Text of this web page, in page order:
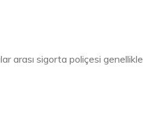
arası sigorta poliçesi genellikle